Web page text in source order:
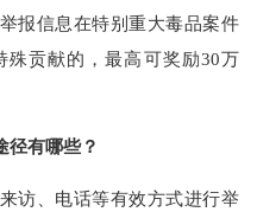
信息在特别重大毒品案件
贡献的，最高可奖励30万
有哪些？
、电话等有效方式进行举